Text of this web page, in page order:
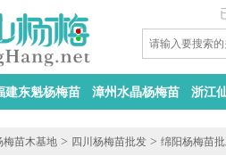
建东魁杨梅苗 漳州水晶杨梅苗 浙江
梅苗木基地 > 四川杨梅苗批发 > 绵阳杨梅苗